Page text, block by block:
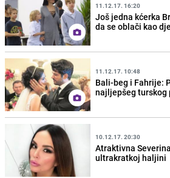
11.12.17. 16:20
Još jedna kćerka
da se oblači kao
11.12.17. 10:48
Bali-beg i Fahrije:
najljepšeg turskog
10.12.17. 20:30
Atraktivna
ultrakratkoj haljini